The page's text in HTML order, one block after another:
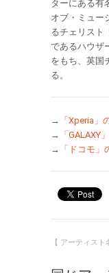
ターにある有
オブ・ミュー
るチェリスト
であるハウザ
をもち、英国
る。
→ 「Xperia」
→ 「GALAXY
→ 「ドコモ」
【 アーティスト